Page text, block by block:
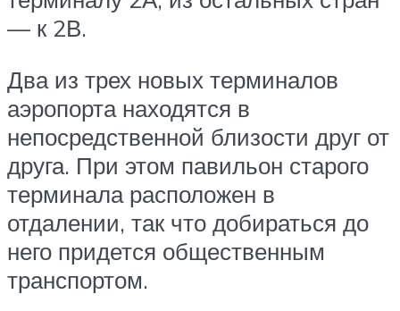
— к 2В.
Два из трех новых терминалов
аэропорта находятся в
непосредственной близости друг от
друга. При этом павильон старого
терминала расположен в
отдалении, так что добираться до
него придется общественным
транспортом.